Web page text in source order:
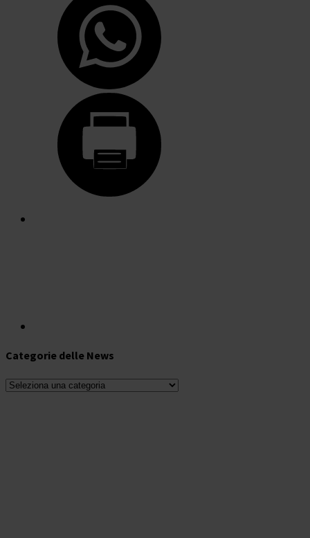
Categorie delle News
Categorie